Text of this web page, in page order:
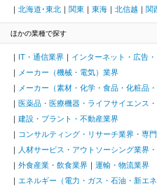
北海道･東北 関東 東海 北信越 関
ほかの業種で探す
IT・通信業界
インターネット・広告
メーカー（機械・電気）業界
メーカー（素材・化学・食品・化粧品
医薬品・医療機器・ライフサイエンス
建設・プラント・不動産業界
コンサルティング・リサーチ業界・専
人材サービス・アウトソーシング業界
外食産業・飲食業界
運輸・物流業界
エネルギー（電力・ガス・石油・新エ